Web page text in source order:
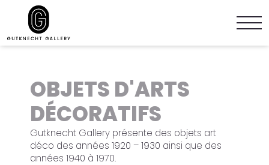
OBJETS D'ARTS
DÉCORATIFS
Gutknecht Gallery présente des objets art
déco des années 1920 – 1930 ainsi que des
années 1940 à 1970.